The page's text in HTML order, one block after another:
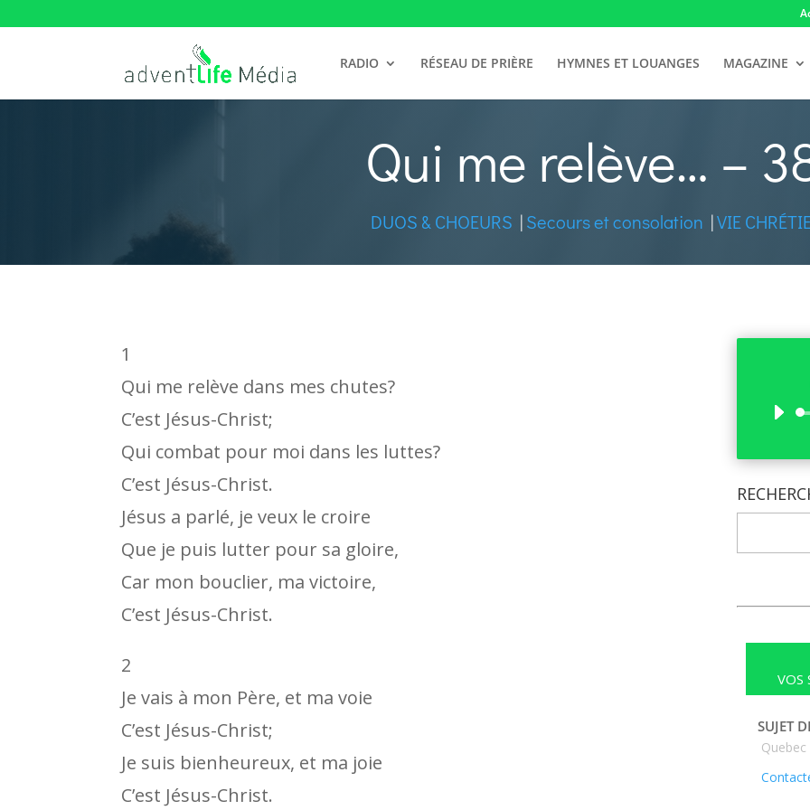
RADIO RÉSEAU DE PRIÈRE HYMNES ET LOUANGES MAGAZINE
Qui me relève… –
DUOS & CHOEURS |Secours et consolation |VIE
1
Qui me relève dans mes chutes?
C’est Jésus-Christ;
Qui combat pour moi dans les luttes?
C’est Jésus-Christ.
Jésus a parlé, je veux le croire
Que je puis lutter pour sa gloire,
Car mon bouclier, ma victoire,
C’est Jésus-Christ.
2
Je vais à mon Père, et ma voie
C’est Jésus-Christ;
Je suis bienheureux, et ma joie
C’est Jésus-Christ.
VOS
SUJET
Quebec